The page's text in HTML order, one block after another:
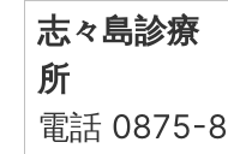
志々島診療
所
電話 0875-8